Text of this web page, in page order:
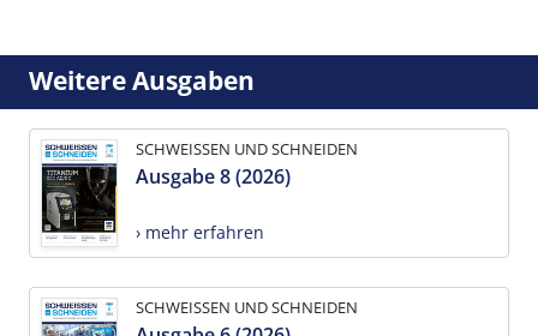
Weitere Ausgaben
SCHWEISSEN UND SCHNEIDEN
Ausgabe 8 (2026)
› mehr erfahren
SCHWEISSEN UND SCHNEIDEN